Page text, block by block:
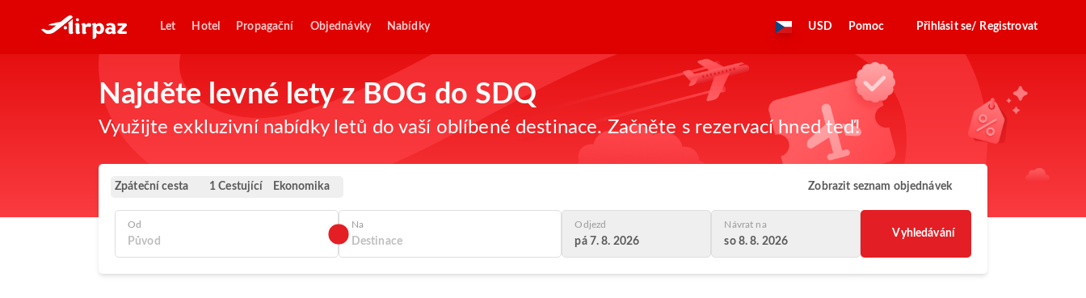
Let Hotel Propagační Objednávky Nabídky USD Pomoc Přihlásit se/ Registrovat
Najděte levné lety z BOG do SDQ
Využijte exkluzivní nabídky letů do vaší oblíbené destinace. Začněte s rezervací hned teď!
Zpáteční cesta 1 Cestující Ekonomika Zobrazit seznam objednávek
Od Na Odjezd
pá 7. 8. 2026
Návrat na
so 8. 8. 2026
Vyhledávání